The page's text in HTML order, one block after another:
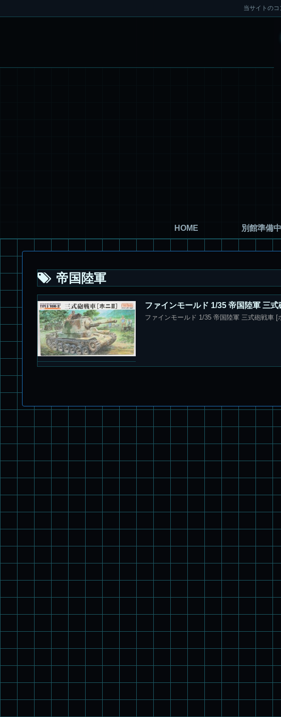
当サイトの
HOME 別館準備中
帝国陸軍
ファインモールド 1/35 帝国陸軍 三
ファインモールド 1/35 帝国陸軍 三式砲戦車 [